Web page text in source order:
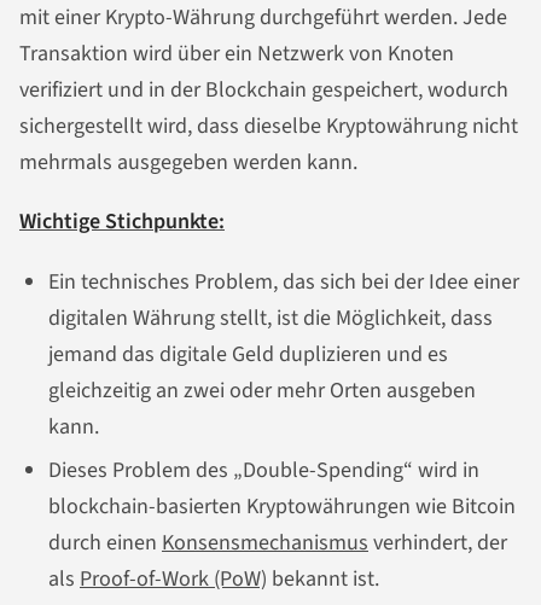
mit einer Krypto-Währung durchgeführt werden. Jede
Transaktion wird über ein Netzwerk von Knoten
verifiziert und in der Blockchain gespeichert, wodurch
sichergestellt wird, dass dieselbe Kryptowährung nicht
mehrmals ausgegeben werden kann.
Wichtige Stichpunkte:
Ein technisches Problem, das sich bei der Idee einer
digitalen Währung stellt, ist die Möglichkeit, dass
jemand das digitale Geld duplizieren und es
gleichzeitig an zwei oder mehr Orten ausgeben
kann.
Dieses Problem des „Double-Spending“ wird in
blockchain-basierten Kryptowährungen wie Bitcoin
durch einen Konsensmechanismusverhindert, der
als Proof-of-Work (PoW) bekannt ist.